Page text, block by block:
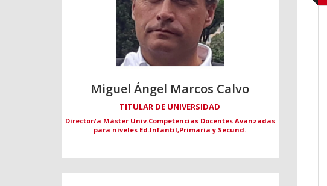
Miguel Ángel Marcos Calvo
TITULAR DE UNIVERSIDAD
Director/a Máster Univ.Competencias Docentes Avanzadas
para niveles Ed.Infantil,Primaria y Secund.